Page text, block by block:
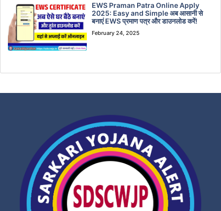
EWS Praman Patra Online Apply
2025: Easy and Simple अब आसानी से
बनाएं EWS प्रमाण पत्र और डाउनलोड करें!
February 24, 2025